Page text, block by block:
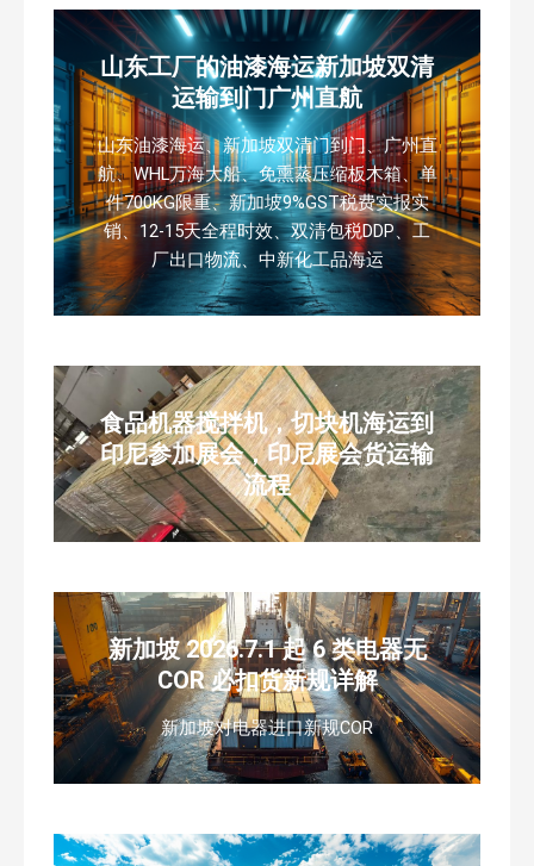
山东工厂的油漆海运新加坡双清
运输到门广州直航
山东油漆海运、新加坡双清门到门、广州直
航、WHL万海大船、免熏蒸压缩板木箱、单
件700KG限重、新加坡9%GST税费实报实
销、12-15天全程时效、双清包税DDP、工
厂出口物流、中新化工品海运
食品机器搅拌机，切块机海运到
印尼参加展会，印尼展会货运输
流程
新加坡 2026.7.1 起 6 类电器无
COR 必扣货新规详解
新加坡对电器进口新规COR